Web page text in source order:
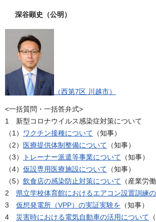
深谷顕史（公明）
（西第7区 川越市）
<一括質問・一括答弁式>
1 新型コロナウイルス感染症対策について
（1） ワクチン接種について （知事）
（2）
医療提供体制整備について （知事）
（3）
トレーナー派遣等事業について （知事）
（4） 仮設専用医療施設について （知事）
（5） 飲食店の感染防止対策について （産業労
2 県立学校体育館におけるエアコン設置訓練
3 仮想発電所（VPP）の実証実験を （知事）
4 災害時における電気自動車の活用について